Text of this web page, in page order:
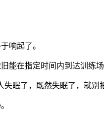
响起了。
能在指定时间内到达训练场
失眠了，既然失眠了，就